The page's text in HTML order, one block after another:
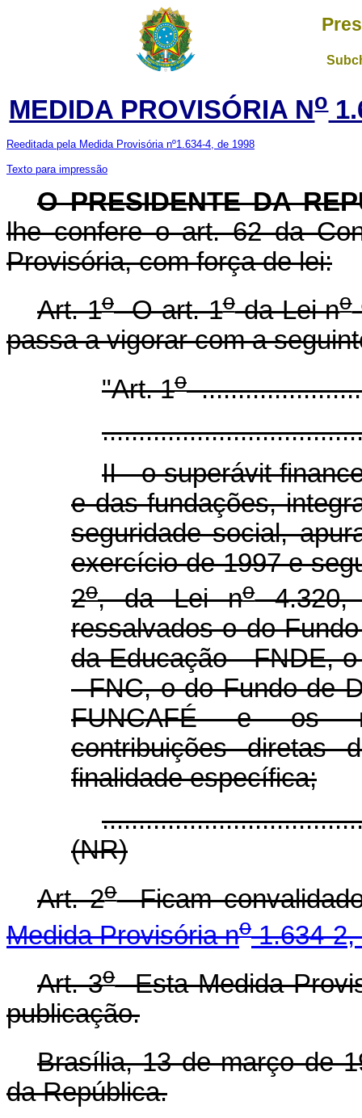
MEDIDA PROVISÓRIA No
Reeditada pela Medida Provisória nº1.634-4, de 1998
Texto para impressão
O PRESIDENTE DA
lhe confere o art. 62 da
Provisória, com força de lei:
Art. 1oO art. 1oda Lei no
passa a vigorar com a
"Art. 1o
II - o superávit
e das fundações,
seguridade social,
exercício de 1997 e
2o, da Lei no4.320,
ressalvados o do
da Educação - FNDE,
- FNC, o do Fundo de
FUNCAFÉ e os
contribuições diretas
finalidade específica;
(NR)
Art. 2oFicam
Medida Provisória no1.634-2,
Art. 3oEsta Medida
publicação.
Brasília, 13 de março de
da República.